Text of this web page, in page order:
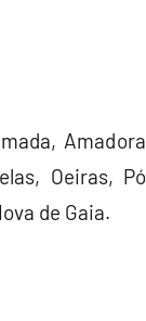
Oeiras,
de Gaia.